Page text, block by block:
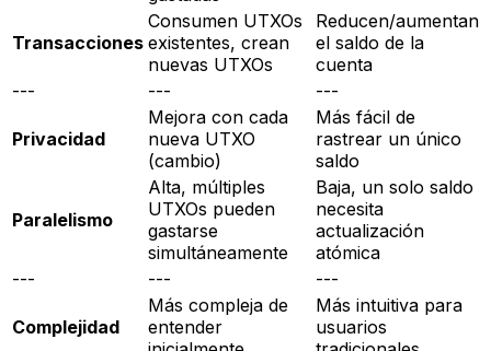
Transacciones
Consumen UTXOs
existentes, crean
nuevas UTXOs
Reducen/aumentan
el saldo de la
cuenta
---
--- ---
Privacidad
Mejora con cada
nueva UTXO
(cambio)
Más fácil de
rastrear un único
saldo
Paralelismo
Alta, múltiples
UTXOs pueden
gastarse
simultáneamente
Baja, un solo saldo
necesita
actualización
atómica
---
--- ---
Complejidad
Más compleja de
entender
Más intuitiva para
usuarios